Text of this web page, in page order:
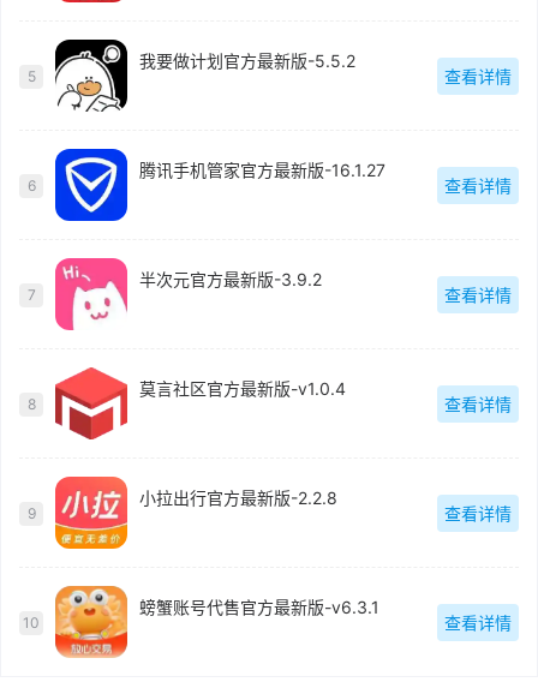
5
我要做计划官方最新版-5.5.2
查看详情
6
腾讯手机管家官方最新版-16.1.27
查看详情
7
半次元官方最新版-3.9.2
查看详情
8
莫言社区官方最新版-v1.0.4
查看详情
9
小拉出行官方最新版-2.2.8
查看详情
10
螃蟹账号代售官方最新版-v6.3.1
查看详情